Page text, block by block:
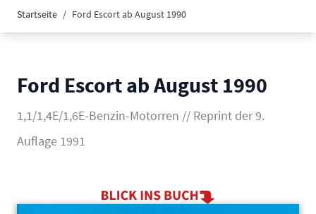
Startseite / Ford Escort ab August 1990
Ford Escort ab August 1990
1,1/1,4E/1,6E-Benzin-Motorren // Reprint der 9.
Auflage 1991